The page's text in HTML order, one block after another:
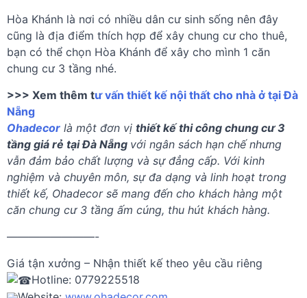
Hòa Khánh là nơi có nhiều dân cư sinh sống nên đây
cũng là địa điểm thích hợp để xây chung cư cho thuê,
bạn có thể chọn Hòa Khánh để xây cho mình 1 căn
chung cư 3 tầng nhé.
>>> Xem thêm tư vấn thiết kế nội thất cho nhà ở tại Đà
Nẵng
Ohadecor là một đơn vị thiết kế thi công chung cư 3
tầng giá rẻ tại Đà Nẵng với ngân sách hạn chế nhưng
vẫn đảm bảo chất lượng và sự đẳng cấp. Với kinh
nghiệm và chuyên môn, sự đa dạng và linh hoạt trong
thiết kế, Ohadecor sẽ mang đến cho khách hàng một
căn chung cư 3 tầng ấm cúng, thu hút khách hàng.
————————-
Giá tận xưởng – Nhận thiết kế theo yêu cầu riêng
Hotline: 0779225518